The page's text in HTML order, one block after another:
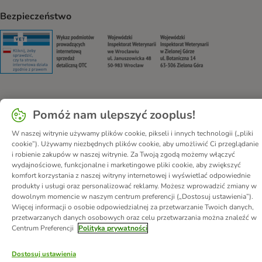
Bezpieczeństwo
Security Security Security
O nas Kariera - Kraków
Kariera - Wrocław
Regulamin sklepu
Polityka prywatności
Impressum
Corporate Website
Formularz odstąpienia od umowy
Kontakt
Informacje o przesyłce
Metody płatności
Program partnerski
Korzyści
DSA Oświadczenie o dostępności
© zooplus SE2026
Pomóż nam ulepszyć zooplus!
W naszej witrynie używamy plików cookie, pikseli i innych technologii („pliki
cookie”). Używamy niezbędnych plików cookie, aby umożliwić Ci przeglądanie
i robienie zakupów w naszej witrynie. Za Twoją zgodą możemy włączyć
wydajnościowe, funkcjonalne i marketingowe pliki cookie, aby zwiększyć
komfort korzystania z naszej witryny internetowej i wyświetlać odpowiednie
produkty i usługi oraz personalizować reklamy. Możesz wprowadzić zmiany w
dowolnym momencie w naszym centrum preferencji („Dostosuj ustawienia”).
Więcej informacji o osobie odpowiedzialnej za przetwarzanie Twoich danych,
przetwarzanych danych osobowych oraz celu przetwarzania można znaleźć w
Centrum Preferencji
Polityka prywatności
Dostosuj ustawienia